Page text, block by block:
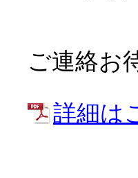
ご連絡お
詳細は